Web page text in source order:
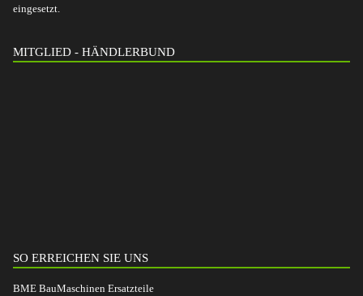
eingesetzt.
MITGLIED - HÄNDLERBUND
SO ERREICHEN SIE UNS
BME BauMaschinen Ersatzteile